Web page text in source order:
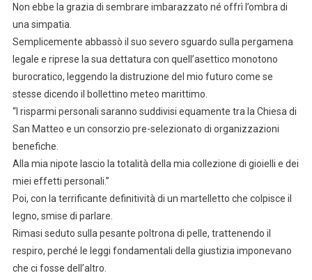
Non ebbe la grazia di sembrare imbarazzato né offrì l’ombra di
una simpatia.
Semplicemente abbassò il suo severo sguardo sulla pergamena
legale e riprese la sua dettatura con quell’asettico monotono
burocratico, leggendo la distruzione del mio futuro come se
stesse dicendo il bollettino meteo marittimo.
“I risparmi personali saranno suddivisi equamente tra la Chiesa di
San Matteo e un consorzio pre-selezionato di organizzazioni
benefiche.
Alla mia nipote lascio la totalità della mia collezione di gioielli e dei
miei effetti personali.”
Poi, con la terrificante definitività di un martelletto che colpisce il
legno, smise di parlare.
Rimasi seduto sulla pesante poltrona di pelle, trattenendo il
respiro, perché le leggi fondamentali della giustizia imponevano
che ci fosse dell’altro.